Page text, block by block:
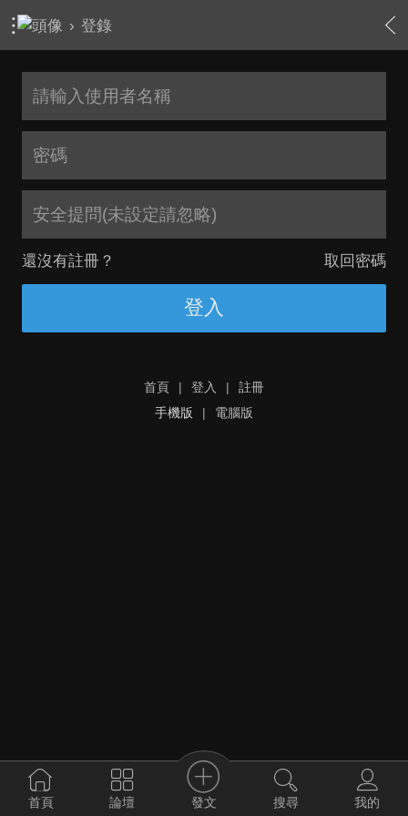
› 登錄
安全提問(未設定請忽略)
還沒有註冊？ 取回密碼
登入
首頁 | 登入 |
註冊
手機版
| 電腦版
首頁 論壇 發文 搜尋 我的